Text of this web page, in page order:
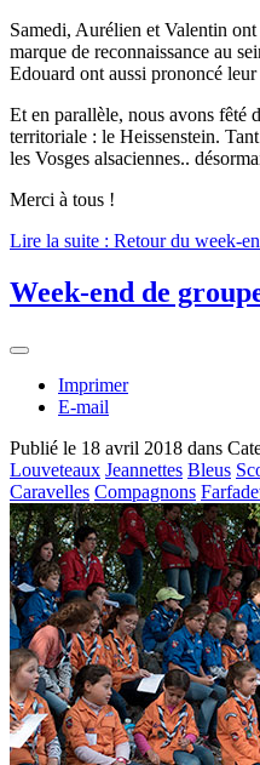
Samedi, Aurélien et Valentin
marque de reconnaissance au
Edouard ont aussi prononcé
Et en parallèle, nous avons fêté
territoriale : le Heissenstein.
les Vosges alsaciennes..
Merci à tous !
Lire la suite : Retour du week-
Week-end de
Imprimer
E-mail
Publié le 18 avril 2018 dans
Louveteaux Jeannettes Bleus
Caravelles Compagnons